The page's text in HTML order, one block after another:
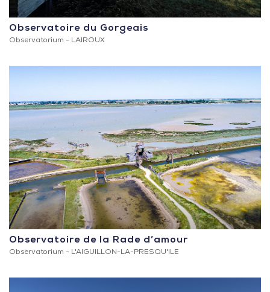
Observatoire du Gorgeais
Observatorium - LAIROUX
Observatoire de la Rade d’amour
Observatorium - L'AIGUILLON-LA-PRESQU'ILE